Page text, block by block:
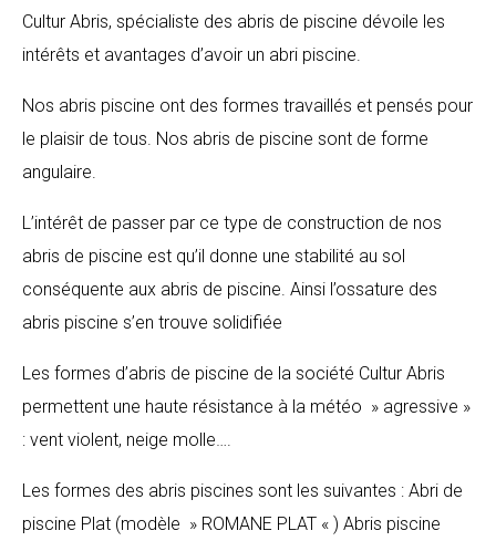
Cultur Abris, spécialiste des abris de piscine dévoile les
intérêts et avantages d’avoir un abri piscine.
Nos abris piscine ont des formes travaillés et pensés pour
le plaisir de tous. Nos abris de piscine sont de forme
angulaire.
L’intérêt de passer par ce type de construction de nos
abris de piscine est qu’il donne une stabilité au sol
conséquente aux abris de piscine. Ainsi l’ossature des
abris piscine s’en trouve solidifiée
Les formes d’abris de piscine de la société Cultur Abris
permettent une haute résistance à la météo » agressive »
: vent violent, neige molle….
Les formes des abris piscines sont les suivantes : Abri de
piscine Plat (modèle » ROMANE PLAT « ) Abris piscine